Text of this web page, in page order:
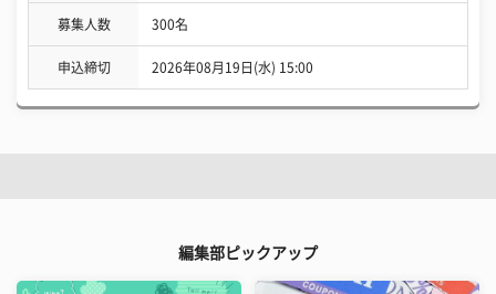
募集人数 300名
申込締切 2026年08月19日(水) 15:00
編集部ピックアップ